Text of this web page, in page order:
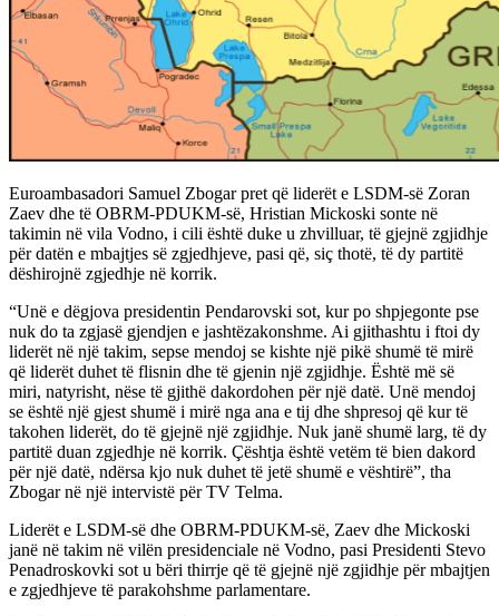
Euroambasadori Samuel Zbogar pret që liderët e LSDM-së Zoran
Zaev dhe të OBRM-PDUKM-së, Hristian Mickoski sonte në
takimin në vila Vodno, i cili është duke u zhvilluar, të gjejnë zgjidhje
për datën e mbajtjes së zgjedhjeve, pasi që, siç thotë, të dy partitë
dëshirojnë zgjedhje në korrik.
“Unë e dëgjova presidentin Pendarovski sot, kur po shpjegonte pse
nuk do ta zgjasë gjendjen e jashtëzakonshme. Ai gjithashtu i ftoi dy
liderët në një takim, sepse mendoj se kishte një pikë shumë të mirë
që liderët duhet të flisnin dhe të gjenin një zgjidhje. Është më së
miri, natyrisht, nëse të gjithë dakordohen për një datë. Unë mendoj
se është një gjest shumë i mirë nga ana e tij dhe shpresoj që kur të
takohen liderët, do të gjejnë një zgjidhje. Nuk janë shumë larg, të dy
partitë duan zgjedhje në korrik. Çështja është vetëm të bien dakord
për një datë, ndërsa kjo nuk duhet të jetë shumë e vështirë”, tha
Zbogar në një intervistë për TV Telma.
Liderët e LSDM-së dhe OBRM-PDUKM-së, Zaev dhe Mickoski
janë në takim në vilën presidenciale në Vodno, pasi Presidenti Stevo
Penadroskovki sot u bëri thirrje që të gjejnë një zgjidhje për mbajtjen
e zgjedhjeve të parakohshme parlamentare.